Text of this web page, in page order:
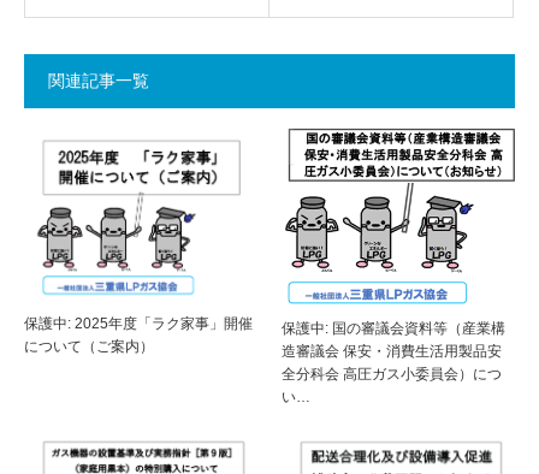
関連記事一覧
保護中: 2025年度「ラク家事」開催
について（ご案内）
保護中: 国の審議会資料等（産業構
造審議会 保安・消費生活用製品安
全分科会 高圧ガス小委員会）につ
い…